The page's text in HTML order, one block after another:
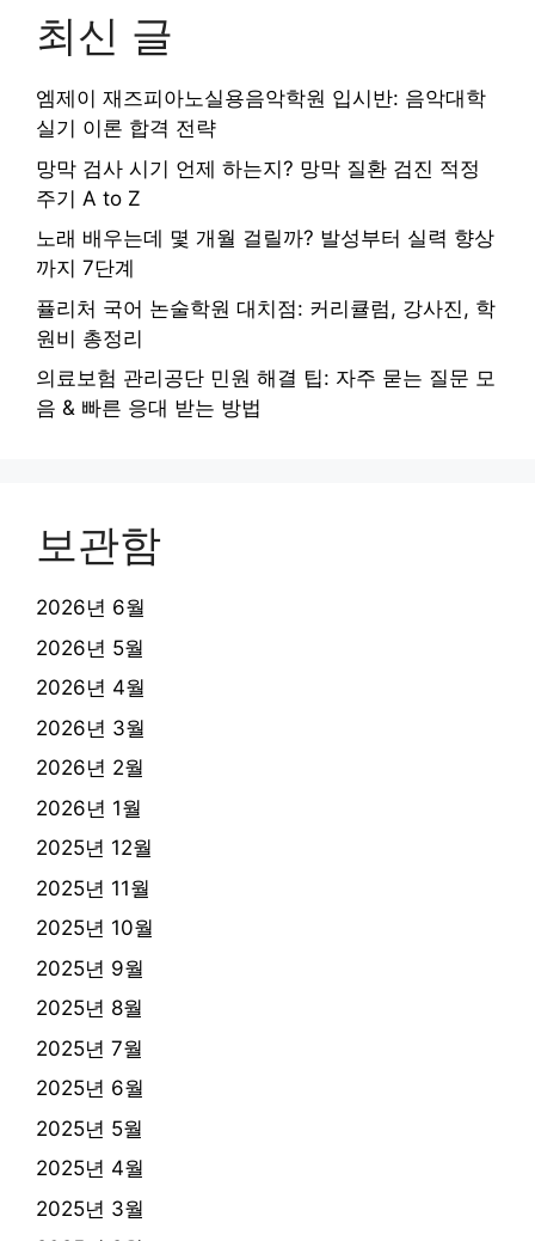
최신 글
엠제이 재즈피아노실용음악학원 입시반: 음악대학
실기 이론 합격 전략
망막 검사 시기 언제 하는지? 망막 질환 검진 적정
주기 A to Z
노래 배우는데 몇 개월 걸릴까? 발성부터 실력 향상
까지 7단계
퓰리처 국어 논술학원 대치점: 커리큘럼, 강사진, 학
원비 총정리
의료보험 관리공단 민원 해결 팁: 자주 묻는 질문 모
음 & 빠른 응대 받는 방법
보관함
2026년 6월
2026년 5월
2026년 4월
2026년 3월
2026년 2월
2026년 1월
2025년 12월
2025년 11월
2025년 10월
2025년 9월
2025년 8월
2025년 7월
2025년 6월
2025년 5월
2025년 4월
2025년 3월